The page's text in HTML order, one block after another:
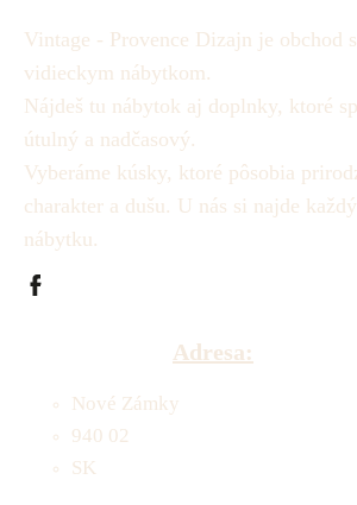
Vintage - Provence Dizajn je obchod
vidieckym nábytkom.
Nájdeš tu nábytok aj doplnky, ktoré
útulný a nadčasový.
Vyberáme kúsky, ktoré pôsobia
charakter a dušu. U nás si najde
nábytku.
Adresa:
Nové Zámky
940 02
SK